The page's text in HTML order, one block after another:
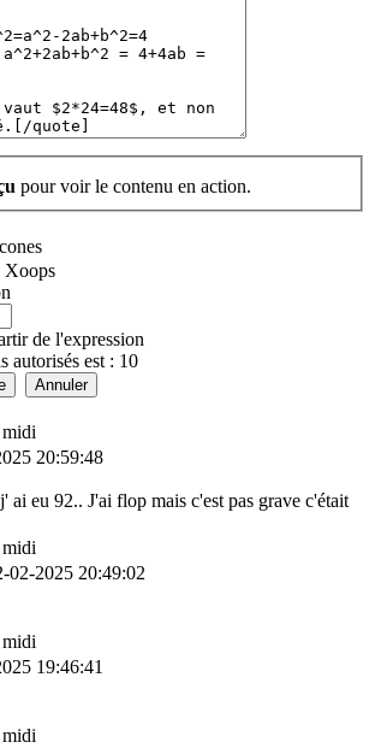
pour voir le contenu en action.
Xoops
de l'expression
autorisés est : 10
Annuler
20:59:48
ai eu 92.. J'ai flop mais c'est pas grave c'était
02-2025 20:49:02
19:46:41